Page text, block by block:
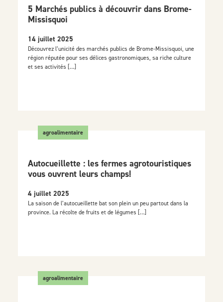
5 Marchés publics à découvrir dans Brome-
Missisquoi
14 juillet 2025
Découvrez l’unicité des marchés publics de Brome-Missisquoi, une
région réputée pour ses délices gastronomiques, sa riche culture
et ses activités […]
agroalimentaire
Autocueillette : les fermes agrotouristiques
vous ouvrent leurs champs!
4 juillet 2025
La saison de l’autocueillette bat son plein un peu partout dans la
province. La récolte de fruits et de légumes […]
agroalimentaire